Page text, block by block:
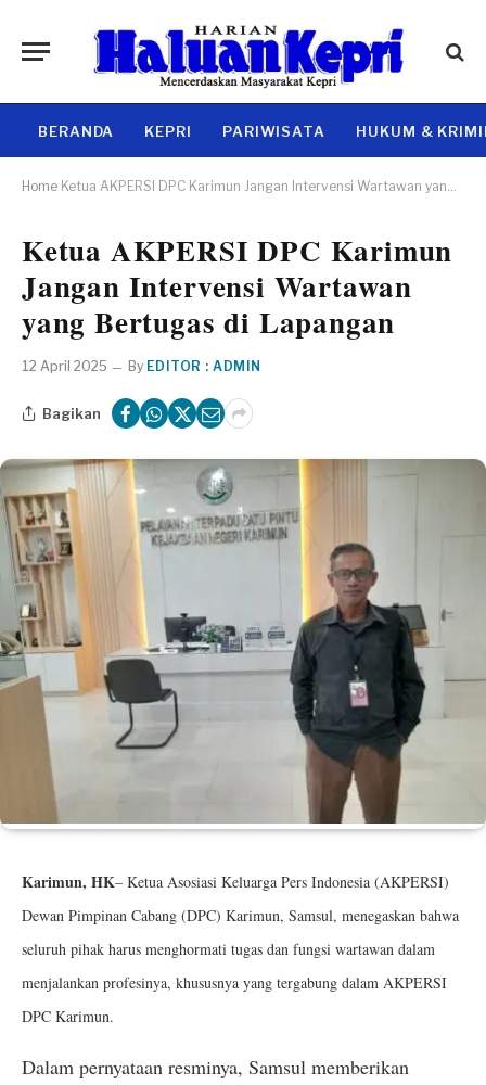
BERANDA KEPRI PARIWISATA HUKUM &
Home Ketua AKPERSI DPC Karimun Jangan Intervensi Wartawan yang Bertugas di Lapangan
Ketua AKPERSI DPC Karimun
Jangan Intervensi Wartawan
yang Bertugas di Lapangan
12 April 2025 By EDITOR : ADMIN
Bagikan
Karimun, HK– Ketua Asosiasi Keluarga Pers Indonesia (AKPERSI)
Dewan Pimpinan Cabang (DPC) Karimun, Samsul, menegaskan bahwa
seluruh pihak harus menghormati tugas dan fungsi wartawan dalam
menjalankan profesinya, khususnya yang tergabung dalam AKPERSI
DPC Karimun.
Dalam pernyataan resminya, Samsul memberikan